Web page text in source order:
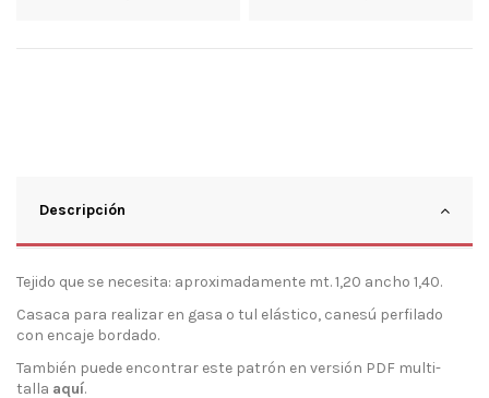
Descripción
Tejido que se necesita: aproximadamente mt. 1,20 ancho 1,40.
Casaca para realizar en gasa o tul elástico, canesú perfilado
con encaje bordado.
También puede encontrar este patrón en versión PDF multi-
talla aquí.